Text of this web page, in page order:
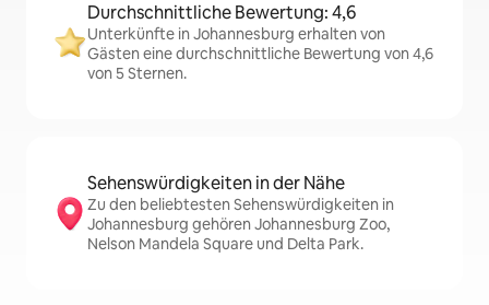
Durchschnittliche Bewertung: 4,6
Unterkünfte in Johannesburg erhalten von
Gästen eine durchschnittliche Bewertung von 4,6
von 5 Sternen.
Sehenswürdigkeiten in der Nähe
Zu den beliebtesten Sehenswürdigkeiten in
Johannesburg gehören Johannesburg Zoo,
Nelson Mandela Square und Delta Park.